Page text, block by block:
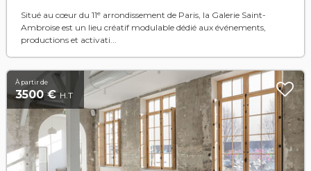
Situé au cœur du 11ᵉ arrondissement de Paris, la Galerie Saint-
Ambroise est un lieu créatif modulable dédié aux événements,
productions et activati...
À partir de
3500 €H.T